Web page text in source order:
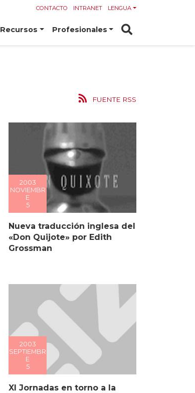
CONTACTO INTRANET LENGUA
Recursos Profesionales
FUENTE RSS
2003
NOVIEMBR
E
5
Nueva traducción inglesa del
«Don Quijote» por Edith
Grossman
2003
SEPTIEMBR
E
5
XI Jornadas en torno a la